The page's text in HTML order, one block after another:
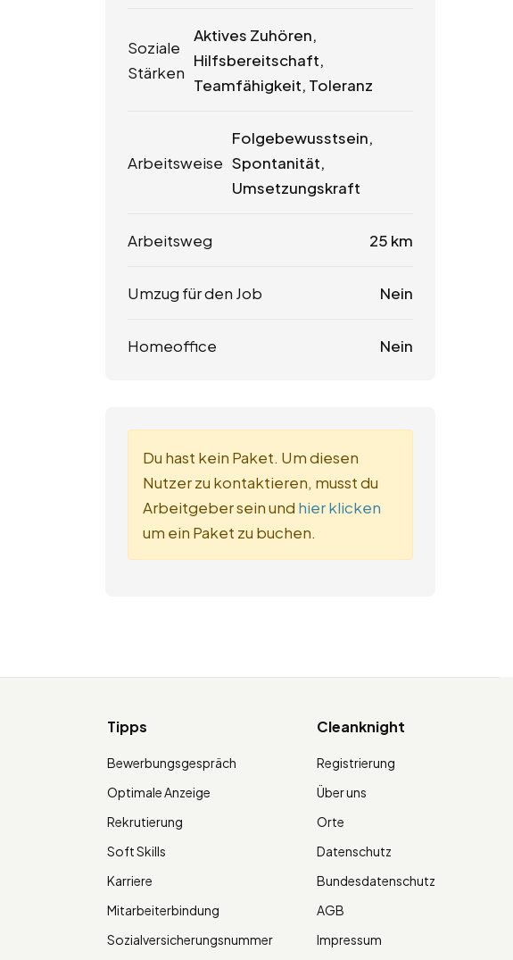
Soziale
Stärken
Aktives Zuhören,
Hilfsbereitschaft,
Teamfähigkeit, Toleranz
Arbeitsweise
Folgebewusstsein,
Spontanität,
Umsetzungskraft
Arbeitsweg 25 km
Umzug für den Job Nein
Homeoffice Nein
Du hast kein Paket. Um diesen
Nutzer zu kontaktieren, musst du
Arbeitgeber sein und hier klicken
um ein Paket zu buchen.
Tipps
Bewerbungsgespräch
Optimale Anzeige
Rekrutierung
Soft Skills
Karriere
Mitarbeiterbindung
Sozialversicherungsnummer
Cleanknight
Registrierung
Über uns
Orte
Datenschutz
Bundesdatenschutz
AGB
Impressum